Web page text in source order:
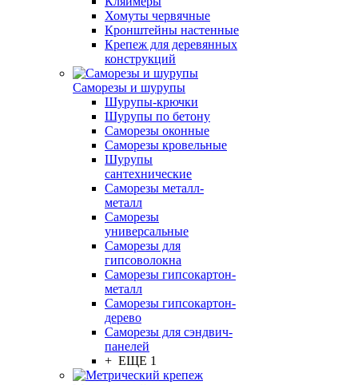
Хомуты червячные
Кронштейны настенные
Крепеж для деревянных
конструкций
Саморезы и шурупы
Шурупы-крючки
Шурупы по бетону
Саморезы оконные
Саморезы кровельные
Шурупы
сантехнические
Саморезы металл-
металл
Саморезы
универсальные
Саморезы для
гипсоволокна
Саморезы гипсокартон-
металл
Саморезы гипсокартон-
дерево
Саморезы для сэндвич-
панелей
+ ЕЩЕ 1